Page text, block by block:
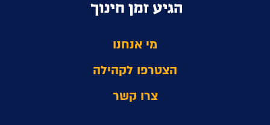
מי אנחנו
הצטרפו לקהילה
צרו קשר